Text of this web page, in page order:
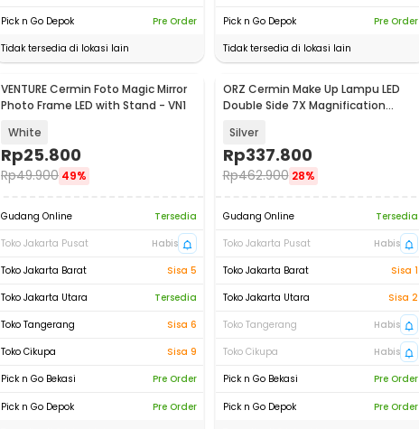
Pick n Go Depok
Pre Order
Tidak tersedia di lokasi lain
Pick n Go Depok
Pre Order
Tidak tersedia di lokasi lain
VENTURE Cermin Foto Magic Mirror
Photo Frame LED with Stand - VN1
White
Rp25.800
Rp49.900 49%
Gudang Online
Tersedia
Toko Jakarta Pusat
Habis
Toko Jakarta Barat
Sisa 5
Toko Jakarta Utara
Tersedia
Toko Tangerang
Sisa 6
Toko Cikupa
Sisa 9
Pick n Go Bekasi
Pre Order
Pick n Go Depok
Pre Order
ORZ Cermin Make Up Lampu LED
Double Side 7X Magnification
Silver
Rp337.800
Rp462.900 28%
Gudang Online
Tersedia
Toko Jakarta Pusat
Habis
Toko Jakarta Barat
Sisa 1
Toko Jakarta Utara
Sisa 2
Toko Tangerang
Habis
Toko Cikupa
Habis
Pick n Go Bekasi
Pre Order
Pick n Go Depok
Pre Order